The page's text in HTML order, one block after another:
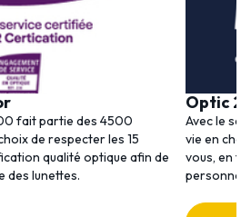
fait partie des 4500
de respecter les 15
qualité optique afin de
des lunettes.
Optic
Avec le
vie en
vous, en